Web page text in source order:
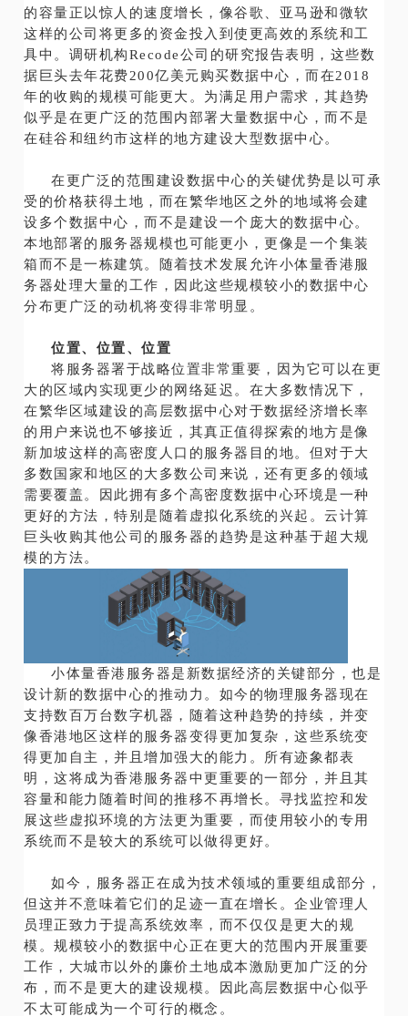
的容量正以惊人的速度增长，像谷歌、亚马逊和微软
这样的公司将更多的资金投入到使更高效的系统和工
具中。调研机构Recode公司的研究报告表明，这些数
据巨头去年花费200亿美元购买数据中心，而在2018
年的收购的规模可能更大。为满足用户需求，其趋势
似乎是在更广泛的范围内部署大量数据中心，而不是
在硅谷和纽约市这样的地方建设大型数据中心。
在更广泛的范围建设数据中心的关键优势是以可承
受的价格获得土地，而在繁华地区之外的地域将会建
设多个数据中心，而不是建设一个庞大的数据中心。
本地部署的服务器规模也可能更小，更像是一个集装
箱而不是一栋建筑。随着技术发展允许小体量香港服
务器处理大量的工作，因此这些规模较小的数据中心
分布更广泛的动机将变得非常明显。
位置、位置、位置
将服务器署于战略位置非常重要，因为它可以在更
大的区域内实现更少的网络延迟。在大多数情况下，
在繁华区域建设的高层数据中心对于数据经济增长率
的用户来说也不够接近，其真正值得探索的地方是像
新加坡这样的高密度人口的服务器目的地。但对于大
多数国家和地区的大多数公司来说，还有更多的领域
需要覆盖。因此拥有多个高密度数据中心环境是一种
更好的方法，特别是随着虚拟化系统的兴起。云计算
巨头收购其他公司的服务器的趋势是这种基于超大规
模的方法。
小体量香港服务器是新数据经济的关键部分，也是
设计新的数据中心的推动力。如今的物理服务器现在
支持数百万台数字机器，随着这种趋势的持续，并变
像香港地区这样的服务器变得更加复杂，这些系统变
得更加自主，并且增加强大的能力。所有迹象都表
明，这将成为香港服务器中更重要的一部分，并且其
容量和能力随着时间的推移不再增长。寻找监控和发
展这些虚拟环境的方法更为重要，而使用较小的专用
系统而不是较大的系统可以做得更好。
如今，服务器正在成为技术领域的重要组成部分，
但这并不意味着它们的足迹一直在增长。企业管理人
员理正致力于提高系统效率，而不仅仅是更大的规
模。规模较小的数据中心正在更大的范围内开展重要
工作，大城市以外的廉价土地成本激励更加广泛的分
布，而不是更大的建设规模。因此高层数据中心似乎
不太可能成为一个可行的概念。